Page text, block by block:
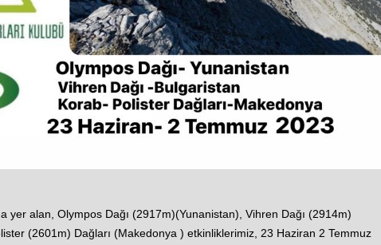
yer alan, Olympos Dağı (2917m)(Yunanistan), Vihren Dağı (2914m)
(2601m) Dağları (Makedonya ) etkinliklerimiz, 23 Haziran 2 Temmuz